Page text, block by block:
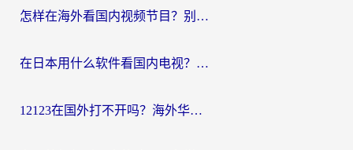
怎样在海外看国内视频节目？别再踩坑！留学生和海外华人的专属解决方案
在日本用什么软件看国内电视？这篇攻略帮你告别地域限制
12123在国外打不开吗？海外华人亲测有效的回国加速方案